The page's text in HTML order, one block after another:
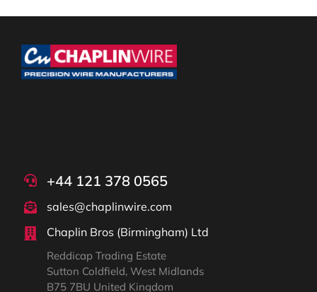
+44 121 378 0565
sales@chaplinwire.com
Chaplin Bros (Birmingham) Ltd
Reddicap Trading Estate
Sutton Coldfield, West Midlands
B75 7BU United Kingdom